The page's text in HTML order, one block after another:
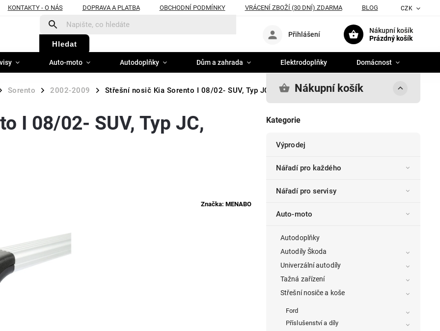
KONTAKTY - O NÁS DOPRAVA A PLATBA OBCHODNÍ PODMÍNKY VRÁCENÍ ZBOŽÍ (30 DNÍ) ZDARMA BLOG CZK
Hledat
Nákupní košík
Prázdný košík
Přihlášení
Auto-moto Autodoplňky Dům a zahrada Elektrodoplňky Domácnost
Sorento / 2002-2009 / Střešní nosič Kia Sorento I 08/02- SUV, Typ JC, Menabo ArieteNákupní košík
Kategorie
Výprodej
Nářadí pro každého
Nářadí pro servisy
Auto-moto
Autodoplňky
Autodíly Škoda
Univerzální autodíly
Tažná zařízení
Střešní nosiče a koše
Ford
Příslušenství a díly
I 08/02- SUV, Typ JC,
Značka: MENABO